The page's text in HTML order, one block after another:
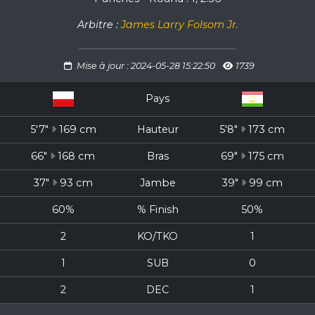
Arbitre :James Larry Folsom Jr.
Mise à jour : 2024-05-28 15:22:50 1739
Pays
5'7" 169 cm Hauteur 5'8" 173 cm
66" 168 cm Bras 69" 175 cm
37" 93 cm Jambe 39" 99 cm
60% % Finish 50%
2 KO/TKO 1
1 SUB 0
2 DEC 1